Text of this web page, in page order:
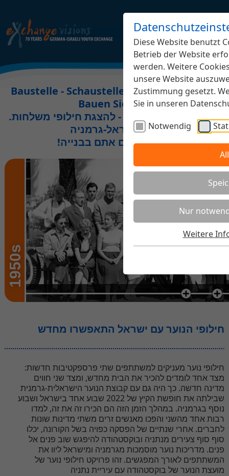
Diese Website benutzt
Betrieb der Website
werden. Weitere
unsere Website
Zustimmung gesetzt.
Sie in unseren
Notwendig
Nur
Weitere
Baustelle - Schaustelle Jugendaustausch.
Bauen Sie mit!
.אתר בבנייה משותפת - להצגת חילופי משלחות
נוער ישראל-גרמניה
!השתתפו גם אתם בבנייה
1950s
חילופי הנוער עם ישראל התאפשרו מחדש
חילופי נוער מעניקים למשתתפים שתי פרספקטיבות חדשות:
מצד אחד לומדים להכיר את הבית מחדש, ומצד שני חווים
מדינה חדשה. כך היה גם עם קבוצת הנוער הישראלית-גרמנית
שבילתה את חופשת הקיץ של 2022 שבוע אחד בישראל ושבוע
נוסף בגרמניה. במהלך הזמן הזה הם הכירו זה את זה, למדו
רבות אחד מהשני והפכו מאנשים זרים משתי מדינות שונות
לחברים. אחרי שנתיים של הפסקה כפויה בשל הקורונה, יכלו
סוף סוף צעירים מנתניה ובוקסטהודה להיפגש שוב פנים אל
פנים. מדריכות נוער מוסמכות מגרמניה ומישראל ליוו את
המשתתפים לאורך המפגשים. זהו פרויקט חילופי נוער של
מועצת הנוער של בוקסטהודה עם עיריית נתניה